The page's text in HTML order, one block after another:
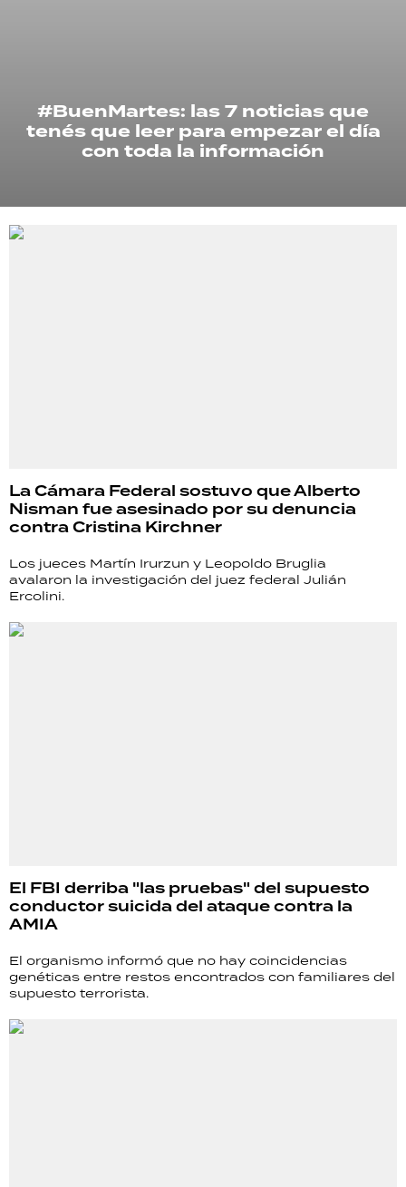
#BuenMartes: las 7 noticias que
tenés que leer para empezar el día
con toda la información
La Cámara Federal sostuvo que Alberto
Nisman fue asesinado por su denuncia
contra Cristina Kirchner
Los jueces Martín Irurzun y Leopoldo Bruglia
avalaron la investigación del juez federal Julián
Ercolini.
El FBI derriba "las pruebas" del supuesto
conductor suicida del ataque contra la
AMIA
El organismo informó que no hay coincidencias
genéticas entre restos encontrados con familiares del
supuesto terrorista.
RECETAS
PALABRAS